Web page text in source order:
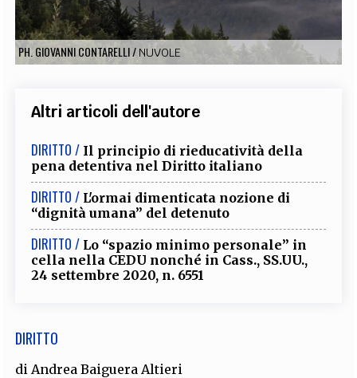
SOCIAL MEDIA
PH. GIOVANNI CONTARELLI/ NUVOLE
Altri articoli dell'autore
DIRITTO / Il principio di rieducatività della
pena detentiva nel Diritto italiano
DIRITTO / L'ormai dimenticata nozione di
“dignità umana” del detenuto
DIRITTO / Lo “spazio minimo personale” in
cella nella CEDU nonché in Cass., SS.UU.,
24 settembre 2020, n. 6551
DIRITTO
di Andrea Baiguera Altieri